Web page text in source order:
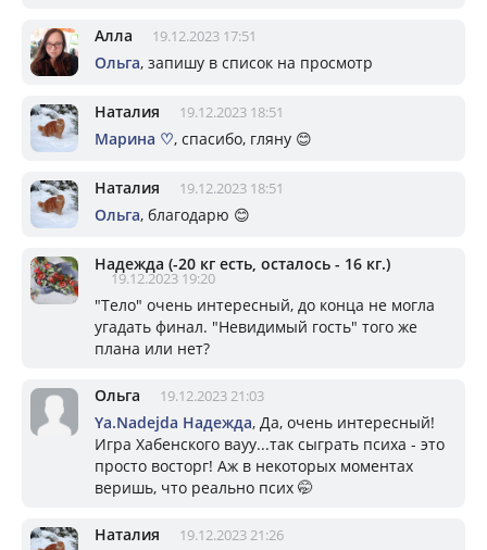
Алла 19.12.2023 17:51
Ольга, запишу в список на просмотр
Наталия 19.12.2023 18:51
Марина ♡, спасибо, гляну 😊
Наталия 19.12.2023 18:51
Ольга, благодарю 😊
Надежда (-20 кг есть, осталось - 16 кг.)
19.12.2023 19:20
"Тело" очень интересный, до конца не могла
угадать финал. "Невидимый гость" того же
плана или нет?
Ольга 19.12.2023 21:03
Ya.Nadejda Надежда, Да, очень интересный!
Игра Хабенского вауу...так сыграть психа - это
просто восторг! Аж в некоторых моментах
веришь, что реально псих 🤭
Наталия 19.12.2023 21:26